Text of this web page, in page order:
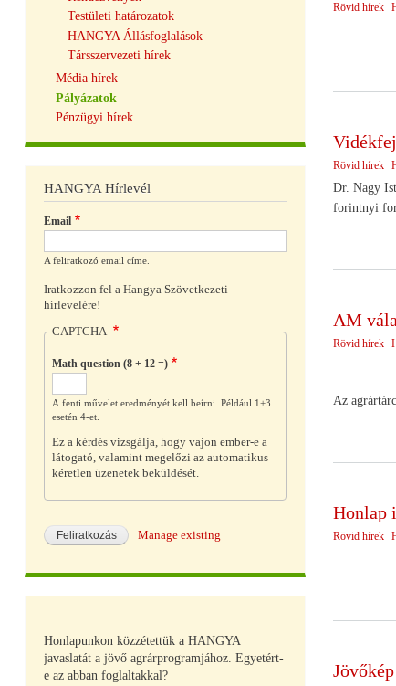
Rövid hírek
Rövid hírek
Dr. Nagy
forintnyi
AM
Rövid hírek
Az
Honlap
Rövid hírek
Testületi határozatok
HANGYA Állásfoglalások
Társszervezeti hírek
Média hírek
Pályázatok
Pénzügyi hírek
HANGYA Hírlevél
Email
A feliratkozó email címe.
Iratkozzon fel a Hangya Szövetkezeti
hírlevelére!
CAPTCHA
Math question (8 + 12 =)
A fenti művelet eredményét kell beírni. Például 1+3
esetén 4-et.
Ez a kérdés vizsgálja, hogy vajon ember-e a
látogató, valamint megelőzi az automatikus
kéretlen üzenetek beküldését.
Manage existing
Honlapunkon közzétettük a HANGYA
javaslatát a jövő agrárprogramjához. Egyetért-
e az abban foglaltakkal?